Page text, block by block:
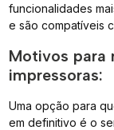
funcionalidades
e são compatíveis
Motivos para
impressoras:
Uma opção para
em definitivo é o